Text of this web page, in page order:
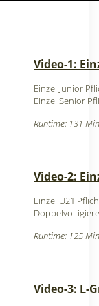
Video-1:
Einzel Junior
Einzel Senior
Runtime: 131
Video-2:
Einzel U21
Runtime: 125
Video-3: L-